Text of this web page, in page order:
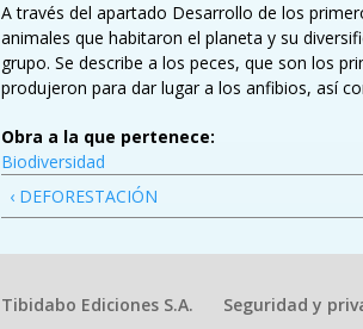
A través del apartado Desarrollo de los
animales que habitaron el planeta y su
grupo. Se describe a los peces, que son los
produjeron para dar lugar a los anfibios, así
Obra a la que pertenece:
Biodiversidad
‹ DEFORESTACIÓN
Tibidabo Ediciones S.A.
Seguridad y